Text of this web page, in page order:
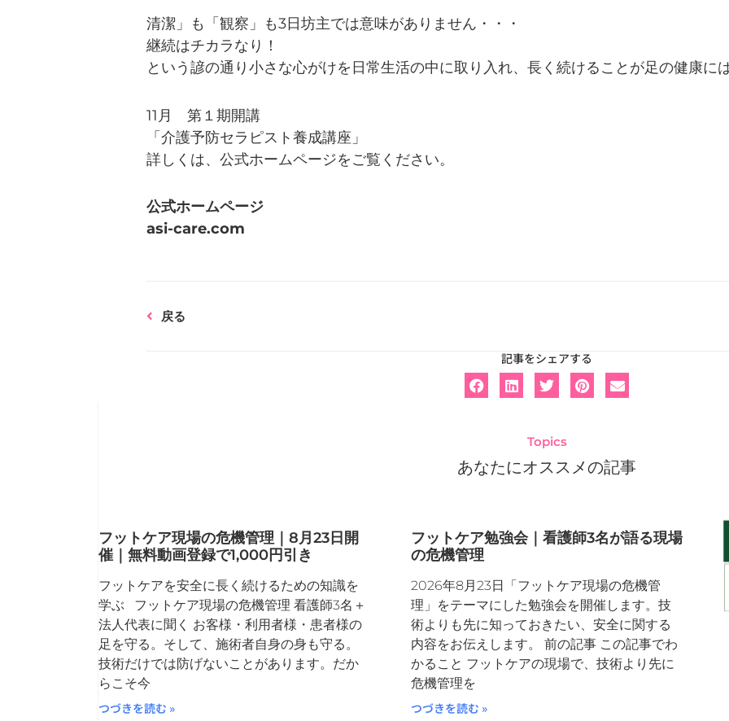
清潔」も「観察」も3日坊主では意味がありません・・・
継続はチカラなり！
という諺の通り小さな心がけを日常生活の中に取り入れ、長く続けることが足の健康には
11月 第１期開講
「介護予防セラピスト養成講座」
詳しくは、公式ホームページをご覧ください。
公式ホームページ
asi-care.com
戻る
記事をシェアする
Topics
あなたにオススメの記事
フットケア現場の危機管理｜8月23日開
催｜無料動画登録で1,000円引き
フットケアを安全に長く続けるための知識を
学ぶ フットケア現場の危機管理 看護師3名＋
法人代表に聞く お客様・利用者様・患者様の
足を守る。そして、施術者自身の身も守る。
技術だけでは防げないことがあります。だか
らこそ今
つづきを読む »
フットケア勉強会｜看護師3名が語る現場
の危機管理
2026年8月23日「フットケア現場の危機管
理」をテーマにした勉強会を開催します。技
術よりも先に知っておきたい、安全に関する
内容をお伝えします。 前の記事 この記事でわ
かること フットケアの現場で、技術より先に
危機管理を
つづきを読む »
ペ
ジ
ペ
ジ
ペ
ジ
ペ
ジ